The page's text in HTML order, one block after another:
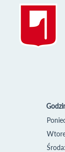
Środa: